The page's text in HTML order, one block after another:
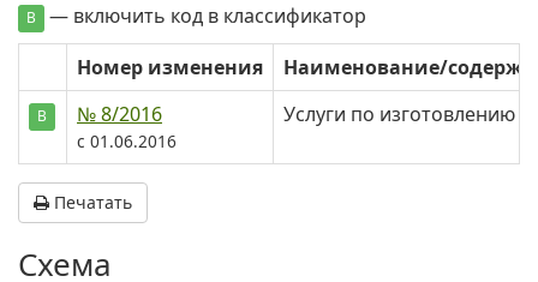
В
— включить код в классификатор
Номер изменения
Наименование/
В № 8/2016
с 01.06.2016
Услуги по изготовлению
Печатать
Схема